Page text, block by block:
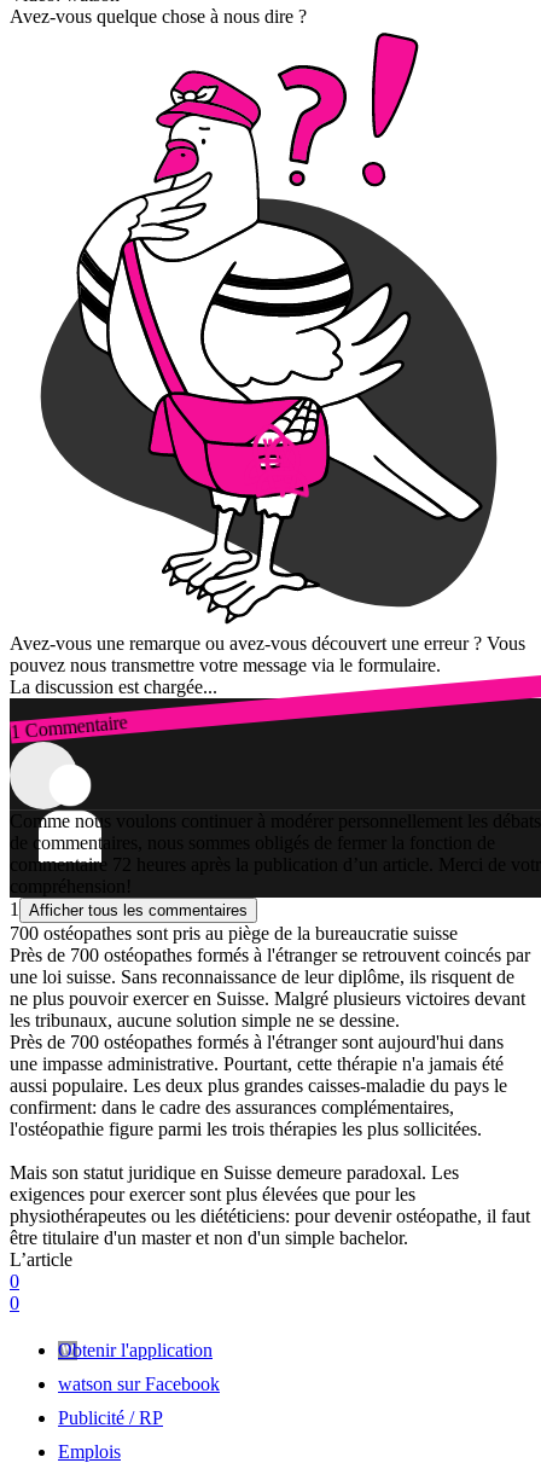
Avez-vous quelque chose à nous dire ?
Avez-vous une remarque ou avez-vous découvert une erreur ? Vous
pouvez nous transmettre votre message via le formulaire.
La discussion est chargée...
1 Commentaire
Connexion
Comme nous voulons continuer à modérer personnellement les débats
de commentaires, nous sommes obligés de fermer la fonction de
commentaire 72 heures après la publication d’un article. Merci de
compréhension!
1
Afficher tous les commentaires
700 ostéopathes sont pris au piège de la bureaucratie suisse
Près de 700 ostéopathes formés à l'étranger se retrouvent coincés par
une loi suisse. Sans reconnaissance de leur diplôme, ils risquent de
ne plus pouvoir exercer en Suisse. Malgré plusieurs victoires devant
les tribunaux, aucune solution simple ne se dessine.
Près de 700 ostéopathes formés à l'étranger sont aujourd'hui dans
une impasse administrative. Pourtant, cette thérapie n'a jamais été
aussi populaire. Les deux plus grandes caisses-maladie du pays le
confirment: dans le cadre des assurances complémentaires,
l'ostéopathie figure parmi les trois thérapies les plus sollicitées.
Mais son statut juridique en Suisse demeure paradoxal. Les
exigences pour exercer sont plus élevées que pour les
physiothérapeutes ou les diététiciens: pour devenir ostéopathe, il faut
être titulaire d'un master et non d'un simple bachelor.
L’article
0
0
Obtenir l'application
watson sur Facebook
Publicité / RP
Emplois